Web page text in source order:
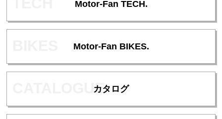
Motor-Fan TECH.
Motor-Fan BIKES.
カタログ